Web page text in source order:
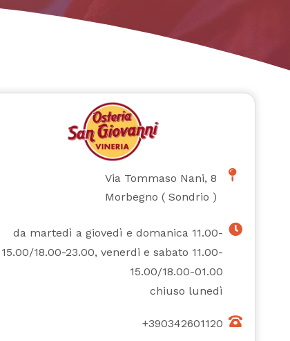
Via Tommaso Nani, 8
Morbegno (Sondrio )
da martedì a giovedì e domanica 11.00-
15.00/18.00-23.00, venerdi e sabato 11.00-
15.00/18.00-01.00
chiuso lunedì
+390342601120